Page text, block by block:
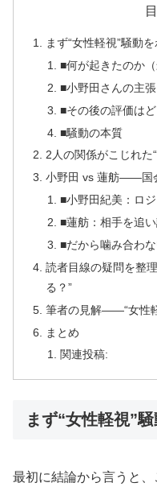
まず“女性軽視”騒動
■何が起きたのか（
■小野田さんの主張
■その後の評価は
■騒動の本質
2人の関係がこじれた
小野田 vs 蓮舫——国
■小野田紀美：ロ
■蓮舫：相手を追
■だから噛み合わ
読者目線の疑問を整
る？”
筆者の見解――“女性
まとめ
関連投稿:
まず“女性軽視”
最初に結論から言うと、